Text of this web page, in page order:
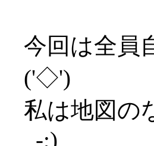
今回は全員
('◇')ゞ
私は地図の
_-;)